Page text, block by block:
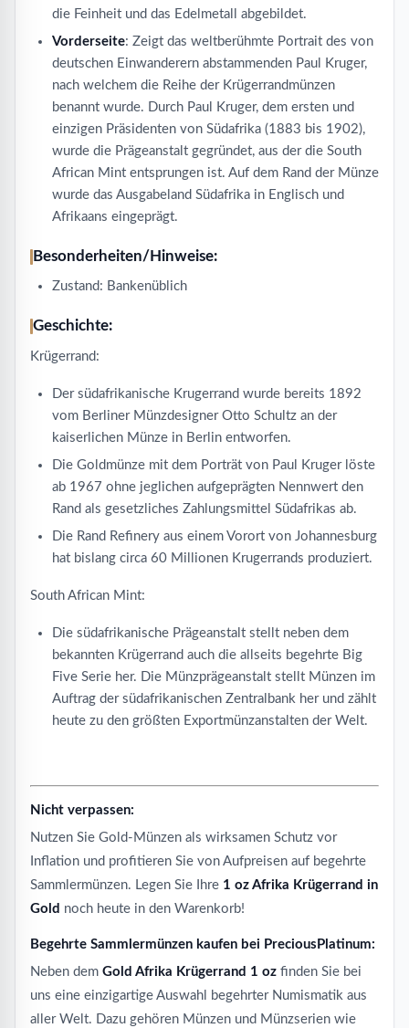
die Feinheit und das Edelmetall abgebildet.
Vorderseite: Zeigt das weltberühmte Portrait des von
deutschen Einwanderern abstammenden Paul Kruger,
nach welchem die Reihe der Krügerrandmünzen
benannt wurde. Durch Paul Kruger, dem ersten und
einzigen Präsidenten von Südafrika (1883 bis 1902),
wurde die Prägeanstalt gegründet, aus der die South
African Mint entsprungen ist. Auf dem Rand der Münze
wurde das Ausgabeland Südafrika in Englisch und
Afrikaans eingeprägt.
Besonderheiten/Hinweise:
Zustand: Bankenüblich
Geschichte:
Krügerrand:
Der südafrikanische Krugerrand wurde bereits 1892
vom Berliner Münzdesigner Otto Schultz an der
kaiserlichen Münze in Berlin entworfen.
Die Goldmünze mit dem Porträt von Paul Kruger löste
ab 1967 ohne jeglichen aufgeprägten Nennwert den
Rand als gesetzliches Zahlungsmittel Südafrikas ab.
Die Rand Refinery aus einem Vorort von Johannesburg
hat bislang circa 60 Millionen Krugerrands produziert.
South African Mint:
Die südafrikanische Prägeanstalt stellt neben dem
bekannten Krügerrand auch die allseits begehrte Big
Five Serie her. Die Münzprägeanstalt stellt Münzen im
Auftrag der südafrikanischen Zentralbank her und zählt
heute zu den größten Exportmünzanstalten der Welt.
Nicht verpassen:
Nutzen Sie Gold-Münzen als wirksamen Schutz vor
Inflation und profitieren Sie von Aufpreisen auf begehrte
Sammlermünzen. Legen Sie Ihre 1 oz Afrika Krügerrand in
Gold noch heute in den Warenkorb!
Begehrte Sammlermünzen kaufen bei PreciousPlatinum:
Neben dem Gold Afrika Krügerrand 1 oz finden Sie bei
uns eine einzigartige Auswahl begehrter Numismatik aus
aller Welt. Dazu gehören Münzen und Münzserien wie